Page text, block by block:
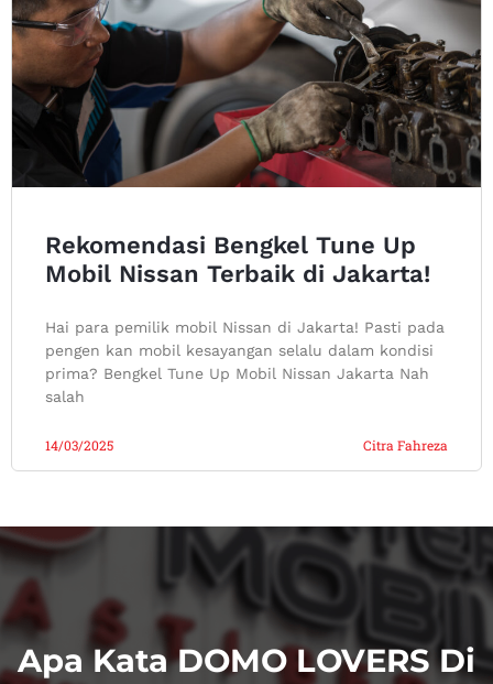
Rekomendasi Bengkel Tune Up
Mobil Nissan Terbaik di Jakarta!
Hai para pemilik mobil Nissan di Jakarta! Pasti pada
pengen kan mobil kesayangan selalu dalam kondisi
prima? Bengkel Tune Up Mobil Nissan Jakarta Nah
salah
Citra Fahreza
14/03/2025
Apa Kata DOMO LOVERS Di